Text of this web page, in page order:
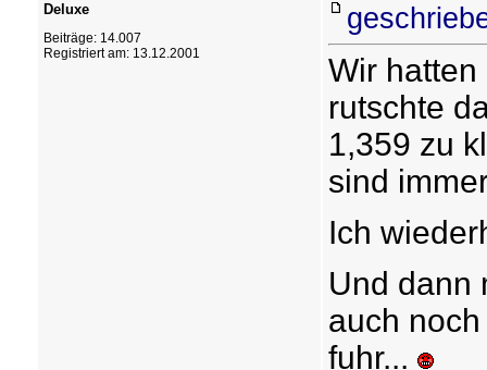
Deluxe
Beiträge: 14.007
Registriert am: 13.12.2001
Wir
rutschte
1,359 zu
sind
Ich
Und dann
auch
fuhr...